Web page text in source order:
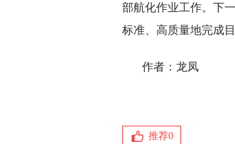
部航化作业工作。下
标准、高质量地完成
作者：龙凤
推荐0